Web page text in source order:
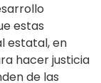
estas
estatal, en
hacer justicia
de las